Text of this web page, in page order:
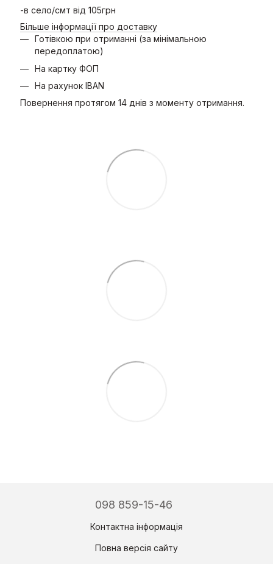
-в село/смт від 105грн
Більше інформації про доставку
Готівкою при отриманні (за мінімальною
передоплатою)
На картку ФОП
На рахунок IBAN
Повернення протягом 14 днів з моменту отримання.
098 859-15-46
Контактна інформація
Повна версія сайту